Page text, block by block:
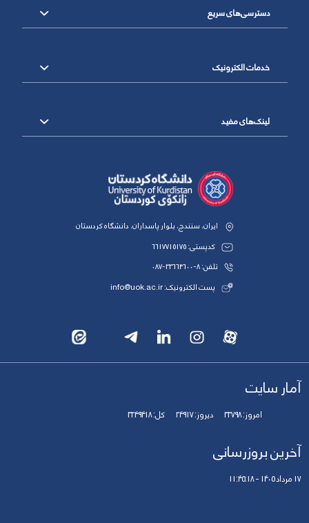
دسترسی‌های سریع
خدمات الکترونیک
لینک‌های مفید
ایران، سنندج، بلوار پاسداران، دانشگاه کردستان
کدپستی: 6617715175
تلفن: 8-33664600-087
پست الکترونیک: info@uok.ac.ir
آمار سایت
امروز:33798 دیروز:24917 کل:3249418
آخرین بروزرسانی
17 مرداد 1405 - 11:45:18